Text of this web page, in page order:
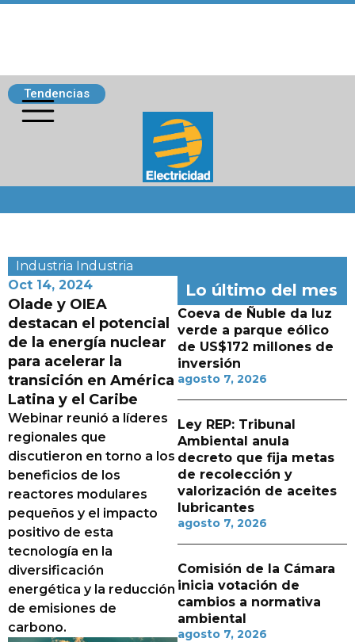
Tendencias
Industria Industria
Oct 14, 2024
Olade y OIEA
destacan el potencial
de la energía nuclear
para acelerar la
transición en América
Latina y el Caribe
Webinar reunió a líderes
regionales que
discutieron en torno a los
beneficios de los
reactores modulares
pequeños y el impacto
positivo de esta
tecnología en la
diversificación
energética y la reducción
de emisiones de
carbono.
Lo último del mes
Coeva de Ñuble da luz
verde a parque eólico
de US$172 millones de
inversión
agosto 7, 2026
Ley REP: Tribunal
Ambiental anula
decreto que fija metas
de recolección y
valorización de aceites
lubricantes
agosto 7, 2026
Comisión de la Cámara
inicia votación de
cambios a normativa
ambiental
agosto 7, 2026